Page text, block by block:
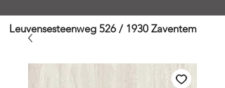
Leuvensesteenweg 526 / 1930 Zaventem